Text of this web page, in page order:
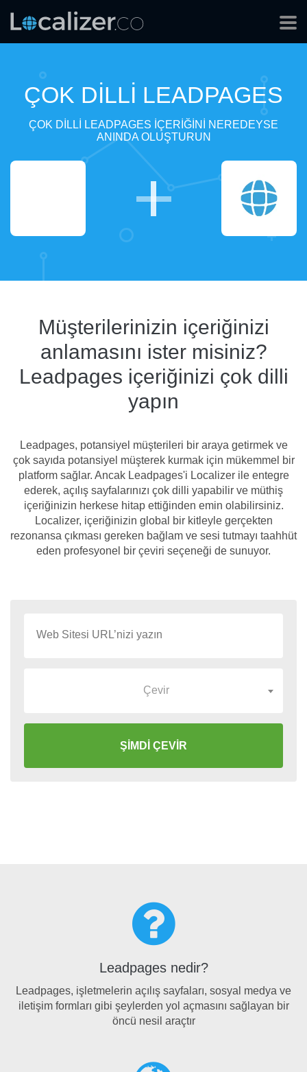
ÇOK DILLI LEADPAGES
ÇOK DILLI LEADPAGES IÇERIĞINI NEREDEYSE
ANINDA OLUŞTURUN
Müşterilerinizin içeriğinizi
anlamasını ister misiniz?
Leadpages içeriğinizi çok dilli
yapın
Leadpages, potansiyel müşterileri bir araya getirmek ve
çok sayıda potansiyel müşterek kurmak için mükemmel bir
platform sağlar. Ancak Leadpages'i Localizer ile entegre
ederek, açılış sayfalarınızı çok dilli yapabilir ve müthiş
içeriğinizin herkese hitap ettiğinden emin olabilirsiniz.
Localizer, içeriğinizin global bir kitleyle gerçekten
rezonansa çıkması gereken bağlam ve sesi tutmayı taahhüt
eden profesyonel bir çeviri seçeneği de sunuyor.
Çevir
ŞİMDİ ÇEVİR
Leadpages nedir?
Leadpages, işletmelerin açılış sayfaları, sosyal medya ve
iletişim formları gibi şeylerden yol açmasını sağlayan bir
öncü nesil araçtır